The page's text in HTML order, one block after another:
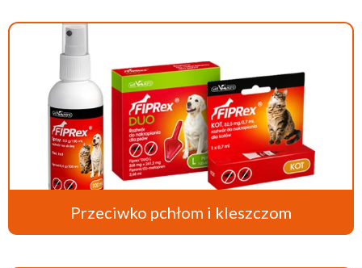
Przeciwko pchłom i kleszczom